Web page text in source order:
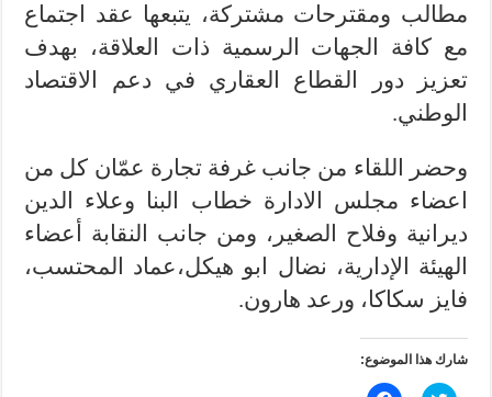
مطالب ومقترحات مشتركة، يتبعها عقد اجتماع
مع كافة الجهات الرسمية ذات العلاقة، بهدف
تعزيز دور القطاع العقاري في دعم الاقتصاد
الوطني.
وحضر اللقاء من جانب غرفة تجارة عمّان كل من
اعضاء مجلس الادارة خطاب البنا وعلاء الدين
ديرانية وفلاح الصغير، ومن جانب النقابة أعضاء
الهيئة الإدارية، نضال ابو هيكل،عماد المحتسب،
فايز سكاكا، ورعد هارون.
شارك هذا الموضوع: